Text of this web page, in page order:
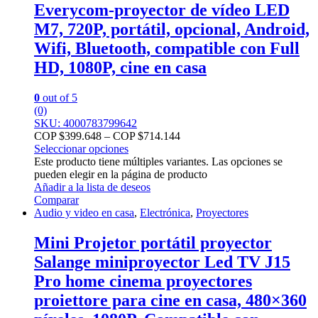
Everycom-proyector de vídeo LED
M7, 720P, portátil, opcional, Android,
Wifi, Bluetooth, compatible con Full
HD, 1080P, cine en casa
0 out of 5
(0)
SKU: 4000783799642
COP $399.648 – COP $714.144
Seleccionar opciones
Este producto tiene múltiples variantes. Las opciones se
pueden elegir en la página de producto
Añadir a la lista de deseos
Comparar
Audio y video en casa, Electrónica, Proyectores
Mini Projetor portátil proyector
Salange miniproyector Led TV J15
Pro home cinema proyectores
proiettore para cine en casa, 480×360